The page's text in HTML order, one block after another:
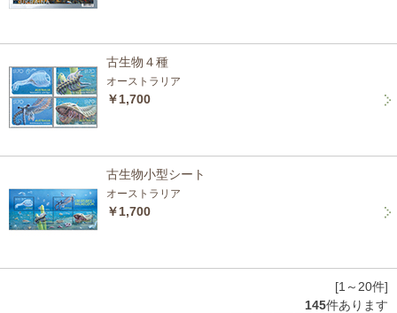
古生物４種
オーストラリア
￥1,700
古生物小型シート
オーストラリア
￥1,700
[1～20件]
145件あります